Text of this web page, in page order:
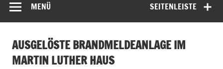
SEITENLEISTE
MENÜ
AUSGELÖSTE BRANDMELDEANLAGE IM
MARTIN LUTHER HAUS